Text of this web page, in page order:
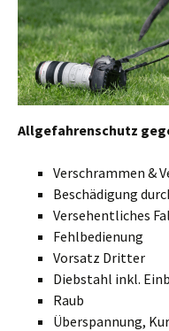
Allgefahrenschutz
Verschrammen &
Beschädigung
Versehentliches
Fehlbedienung
Vorsatz Dritter
Diebstahl inkl.
Raub
Überspannung,